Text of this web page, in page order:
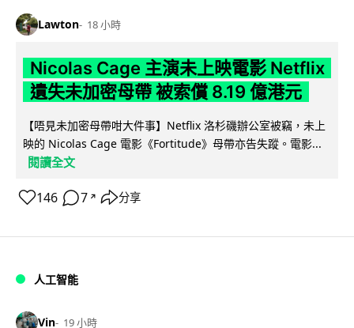
Lawton 18 小時
Nicolas Cage 主演未上映電影 Netflix
遺失未加密母帶 被索償 8.19 億港元
【唔見未加密母帶咁大件事】Netflix 洛杉磯辦公室被竊，未上
映的 Nicolas Cage 電影《Fortitude》母帶亦告失蹤。電影...
閱讀全文
146 7 ↗ 分享
人工智能
Vin 19 小時